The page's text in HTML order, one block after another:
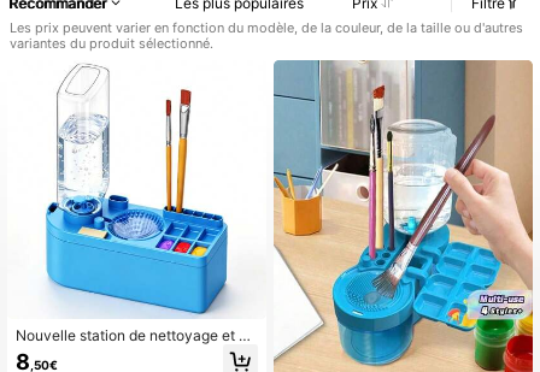
Nettoyeur Pinceau Peinture
Les prix peuvent varier en fonction du modèle, de la couleur, de la taille ou d'autres
variantes du produit sélectionné.
Nouvelle station de nettoyage et de
lavage automatique multifonctionn
8 ,50€